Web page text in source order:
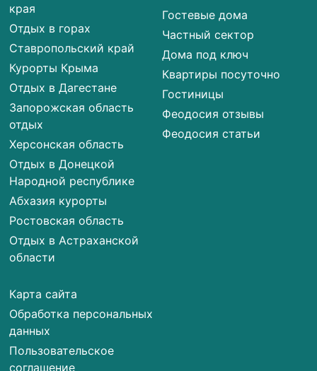
края
Отдых в горах
Ставропольский край
Курорты Крыма
Отдых в Дагестане
Запорожская область
отдых
Херсонская область
Отдых в Донецкой
Народной республике
Абхазия курорты
Ростовская область
Отдых в Астраханской
области
Карта сайта
Обработка персональных
данных
Пользовательское
соглашение
Гостевые дома
Частный сектор
Дома под ключ
Квартиры посуточно
Гостиницы
Феодосия отзывы
Феодосия статьи